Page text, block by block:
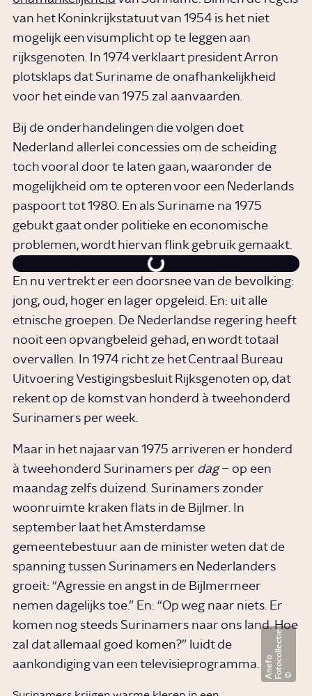
van het Koninkrijkstatuut van 1954 is het niet
mogelijk een visumplicht op te leggen aan
rijksgenoten. In 1974 verklaart president Arron
plotsklaps dat Suriname de onafhankelijkheid
voor het einde van 1975 zal aanvaarden.
Bij de onderhandelingen die volgen doet
Nederland allerlei concessies om de scheiding
toch vooral door te laten gaan, waaronder de
mogelijkheid om te opteren voor een Nederlands
paspoort tot 1980. En als Suriname na 1975
gebukt gaat onder politieke en economische
problemen, wordt hiervan flink gebruik gemaakt.
En nu vertrekt er een doorsnee van de bevolking:
jong, oud, hoger en lager opgeleid. En: uit alle
etnische groepen. De Nederlandse regering heeft
nooit een opvangbeleid gehad, en wordt totaal
overvallen. In 1974 richt ze het Centraal Bureau
Uitvoering Vestigingsbesluit Rijksgenoten op, dat
rekent op de komst van honderd à tweehonderd
Surinamers per week.
Maar in het najaar van 1975 arriveren er honderd
à tweehonderd Surinamers per dag– op een
maandag zelfs duizend. Surinamers zonder
woonruimte kraken flats in de Bijlmer. In
september laat het Amsterdamse
gemeentebestuur aan de minister weten dat de
spanning tussen Surinamers en Nederlanders
groeit: “Agressie en angst in de Bijlmermeer
nemen dagelijks toe.” En: “Op weg naar niets. Er
komen nog steeds Surinamers naar ons land. Hoe
zal dat allemaal goed komen?” luidt de
aankondiging van een televisieprogramma.
F
o
t
o
c
o
l
l
e
c
t
i
e
A
n
e
f
o